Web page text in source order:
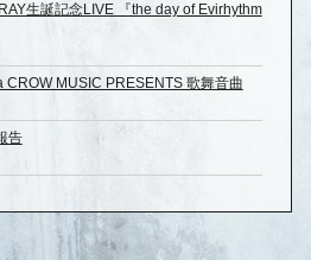
生誕記念LIVE 『the day of Evirhythm
MUSIC PRESENTS 歌舞音曲
告